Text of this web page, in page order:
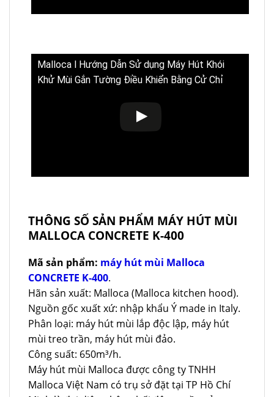
Malloca l Hướng Dẫn Sử dụng Máy Hút Khói
Khử Mùi Gắn Tường Điều Khiển Bằng Cử Chỉ
THÔNG SỐ SẢN PHẨM MÁY HÚT MÙI
MALLOCA CONCRETE K-400
Mã sản phẩm: máy hút mùi Malloca
CONCRETE K-400.
Hãn sản xuất: Malloca (Malloca kitchen hood).
Nguồn gốc xuất xứ: nhập khẩu Ý made in Italy.
Phân loại: máy hút mùi lắp độc lập, máy hút
mùi treo trần, máy hút mùi đảo.
Công suất: 650m³/h.
Máy hút mùi Malloca được công ty TNHH
Malloca Việt Nam có trụ sở đặt tại TP Hồ Chí